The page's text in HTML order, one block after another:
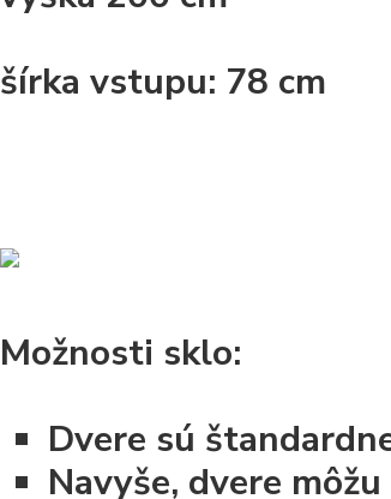
šírka vstupu: 78 cm
Možnosti sklo:
Dvere sú
Navyše, dvere